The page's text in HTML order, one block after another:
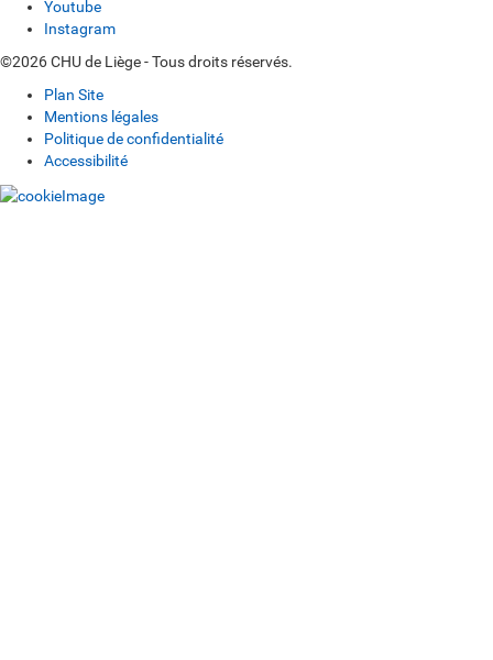
Youtube
Instagram
©2026 CHU de Liège - Tous droits réservés.
Plan Site
Mentions légales
Politique de confidentialité
Accessibilité